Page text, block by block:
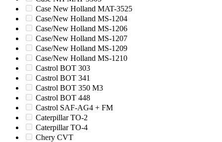
Case New Holland MAT-3525
Case/New Holland MS-1204
Case/New Holland MS-1206
Case/New Holland MS-1207
Case/New Holland MS-1209
Case/New Holland MS-1210
Castrol BOT 303
Castrol BOT 341
Castrol BOT 350 M3
Castrol BOT 448
Castrol SAF-AG4 + FM
Caterpillar TO-2
Caterpillar TO-4
Chery CVT